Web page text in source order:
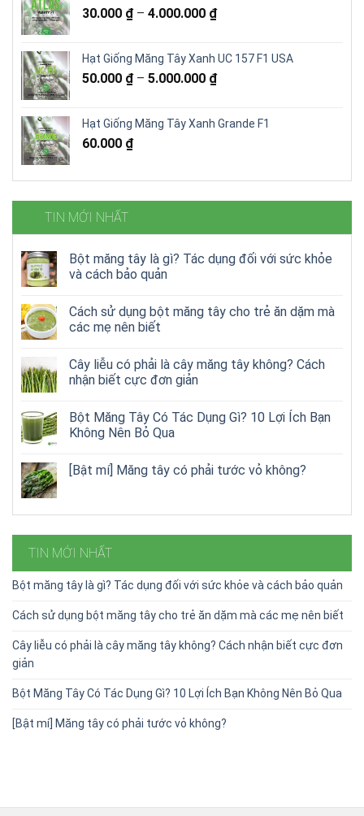
15.000 ₫.
30.000 ₫– 4.000.000 ₫
Hạt Giống Măng Tây Xanh UC 157 F1 USA
50.000 ₫– 5.000.000 ₫
Hạt Giống Măng Tây Xanh Grande F1
60.000 ₫
TIN MỚI NHẤT
Bột măng tây là gì? Tác dụng đối với sức khỏe
và cách bảo quản
Cách sử dụng bột măng tây cho trẻ ăn dặm mà
các mẹ nên biết
Cây liễu có phải là cây măng tây không? Cách
nhận biết cực đơn giản
Bột Măng Tây Có Tác Dụng Gì? 10 Lợi Ích Bạn
Không Nên Bỏ Qua
[Bật mí] Măng tây có phải tước vỏ không?
TIN MỚI NHẤT
Bột măng tây là gì? Tác dụng đối với sức khỏe và cách bảo quản
Cách sử dụng bột măng tây cho trẻ ăn dặm mà các mẹ nên biết
Cây liễu có phải là cây măng tây không? Cách nhận biết cực đơn
giản
Bột Măng Tây Có Tác Dụng Gì? 10 Lợi Ích Bạn Không Nên Bỏ Qua
[Bật mí] Măng tây có phải tước vỏ không?